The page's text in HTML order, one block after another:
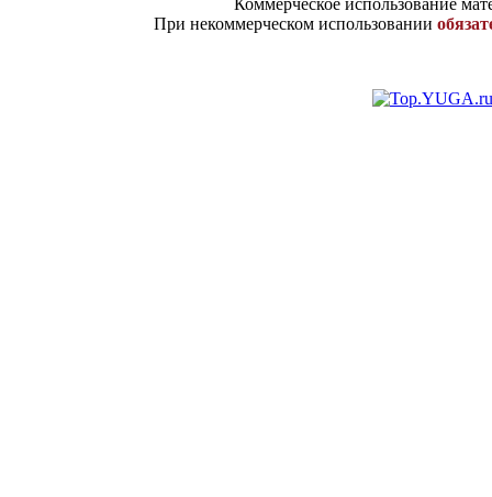
Коммерческое использование
При некоммерческом использовании